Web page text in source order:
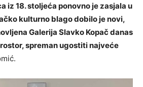
iz 18. stoljeća ponovno je zasjala u
kulturno blago dobilo je novi,
Galerija Slavko Kopač danas
spreman ugostiti najveće